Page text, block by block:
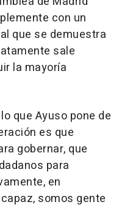
con un
que se demuestra
sale
la mayoría
que Ayuso pone de
es que
gobernar, que
para
en
somos gente